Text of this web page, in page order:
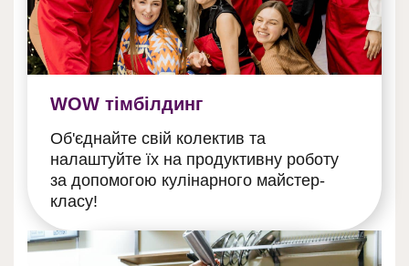
WOW тімбілдинг
Об'єднайте свій колектив та
налаштуйте їх на продуктивну роботу
за допомогою кулінарного майстер-
класу!